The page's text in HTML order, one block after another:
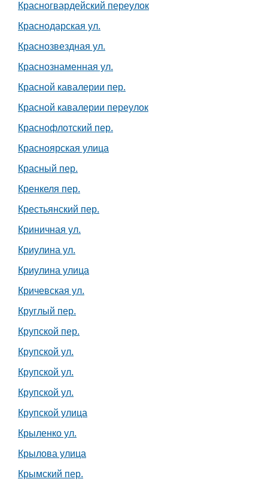
Красногвардейский переулок
Краснодарская ул.
Краснозвездная ул.
Краснознаменная ул.
Красной кавалерии пер.
Красной кавалерии переулок
Краснофлотский пер.
Красноярская улица
Красный пер.
Кренкеля пер.
Крестьянский пер.
Криничная ул.
Криулина ул.
Криулина улица
Кричевская ул.
Круглый пер.
Крупской пер.
Крупской ул.
Крупской ул.
Крупской ул.
Крупской улица
Крыленко ул.
Крылова улица
Крымский пер.